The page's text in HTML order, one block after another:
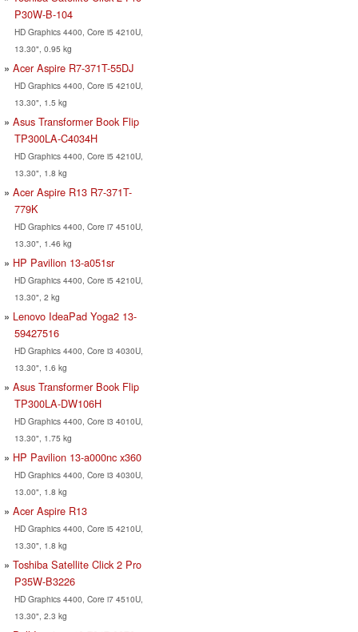
P30W-B-104
HD Graphics 4400, Core i5 4210U,
13.30", 0.95 kg
Acer Aspire R7-371T-55DJ
HD Graphics 4400, Core i5 4210U,
13.30", 1.5 kg
Asus Transformer Book Flip
TP300LA-C4034H
HD Graphics 4400, Core i5 4210U,
13.30", 1.8 kg
Acer Aspire R13 R7-371T-
779K
HD Graphics 4400, Core i7 4510U,
13.30", 1.46 kg
HP Pavilion 13-a051sr
HD Graphics 4400, Core i5 4210U,
13.30", 2 kg
Lenovo IdeaPad Yoga2 13-
59427516
HD Graphics 4400, Core i3 4030U,
13.30", 1.6 kg
Asus Transformer Book Flip
TP300LA-DW106H
HD Graphics 4400, Core i3 4010U,
13.30", 1.75 kg
HP Pavilion 13-a000nc x360
HD Graphics 4400, Core i3 4030U,
13.00", 1.8 kg
Acer Aspire R13
HD Graphics 4400, Core i5 4210U,
13.30", 1.8 kg
Toshiba Satellite Click 2 Pro
P35W-B3226
HD Graphics 4400, Core i7 4510U,
13.30", 2.3 kg